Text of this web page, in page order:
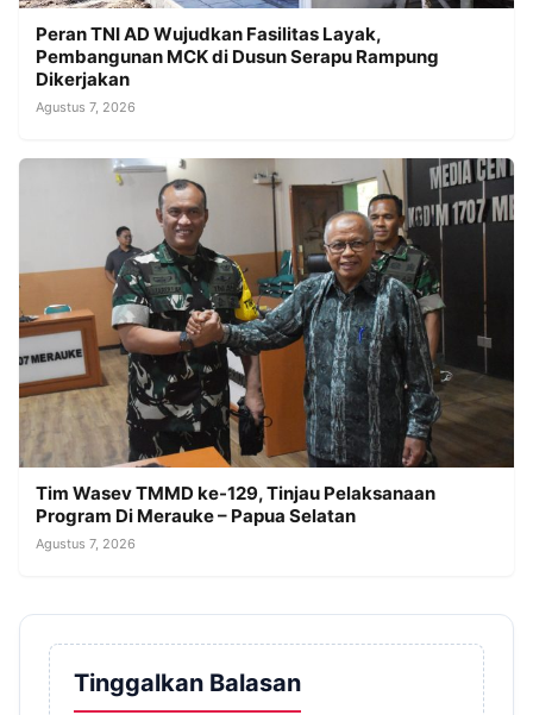
Peran TNI AD Wujudkan Fasilitas Layak,
Pembangunan MCK di Dusun Serapu Rampung
Dikerjakan
Agustus 7, 2026
Tim Wasev TMMD ke-129, Tinjau Pelaksanaan
Program Di Merauke – Papua Selatan
Agustus 7, 2026
Tinggalkan Balasan